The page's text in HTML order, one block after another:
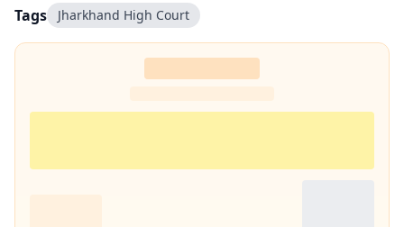
के साथ फिलहाल पिछले 10 सालों से प्रभात खबर डिजिटल में अपनी सेवाएं दे रहे हैं.
इन्होंने अपने करियर के शुरुआती दिनों में ही राजस्थान में होने वाली हिंदी पत्रकारिता के
300 साल के इतिहास पर एक पुस्तक 'नित नए आयाम की खोज: राजस्थानी
Tags Jharkhand High Court